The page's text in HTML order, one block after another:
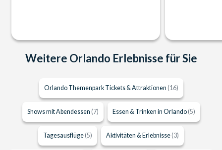
Weitere Orlando Erlebnisse für Sie
Orlando Themenpark Tickets & Attraktionen (16)
Shows mit Abendessen (7) Essen & Trinken in Orlando (5)
Tagesausflüge (5) Aktivitäten & Erlebnisse (3)